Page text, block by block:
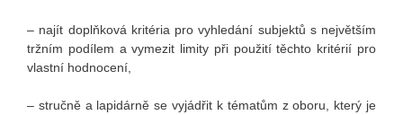
– najít doplňková kritéria pro vyhledání subjektů s největším
tržním podílem a vymezit limity při použití těchto kritérií pro
vlastní hodnocení,
– stručně a lapidárně se vyjádřit k tématům z oboru, který je